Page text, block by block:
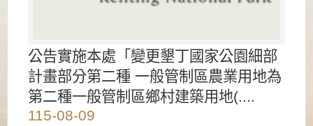
公告實施本處「變更墾丁國家公園細部
計畫部分第二種 一般管制區農業用地為
第二種一般管制區鄉村建築用地(....
115-08-09